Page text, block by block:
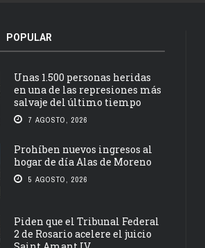
POPULAR
Unas 1.500 personas heridas
en una de las represiones más
salvaje del último tiempo
7 AGOSTO, 2026
Prohíben nuevos ingresos al
hogar de día Alas de Moreno
5 AGOSTO, 2026
Piden que el Tribunal Federal
2 de Rosario acelere el juicio